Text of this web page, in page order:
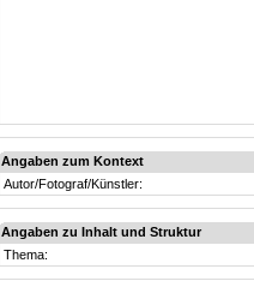
Angaben zum Kontext
Autor/Fotograf/Künstler:
Angaben zu Inhalt und Struktur
Thema: